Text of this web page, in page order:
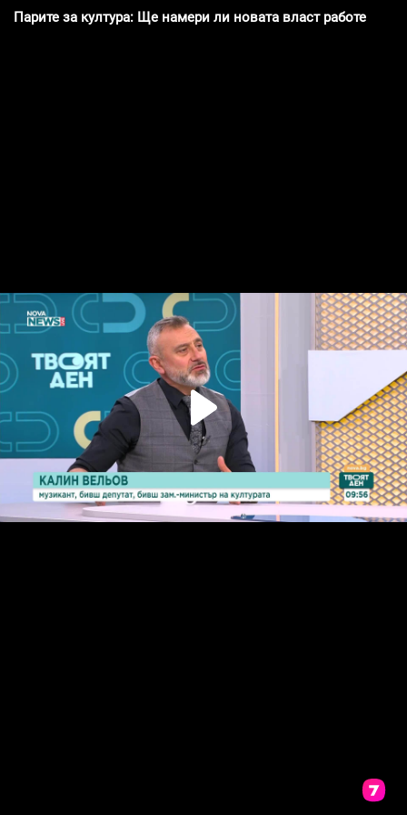
Парите за култура: Ще намери ли новата власт работещи